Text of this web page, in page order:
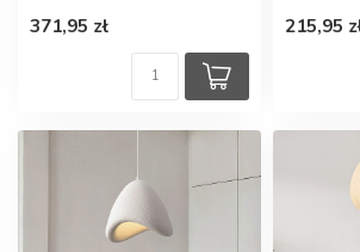
371,95 zł 215,95